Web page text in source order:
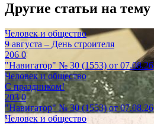
Другие статьи на тему
Человек и общество
9 августа – День строителя
2060
"Навигатор" № 30 (1553) от 07.08.26
Человек и общество
С праздником!
2030
"Навигатор" № 30 (1553) от 07.08.26
Человек и общество